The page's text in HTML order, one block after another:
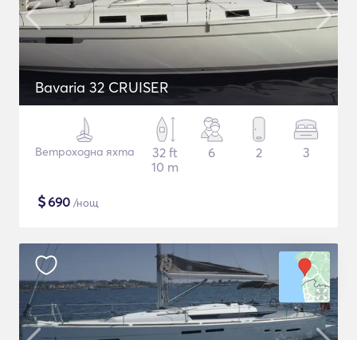
Bavaria 32 CRUISER
Ветроходна яхта
32 ft
10 m
6 2 3
$690 /нощ